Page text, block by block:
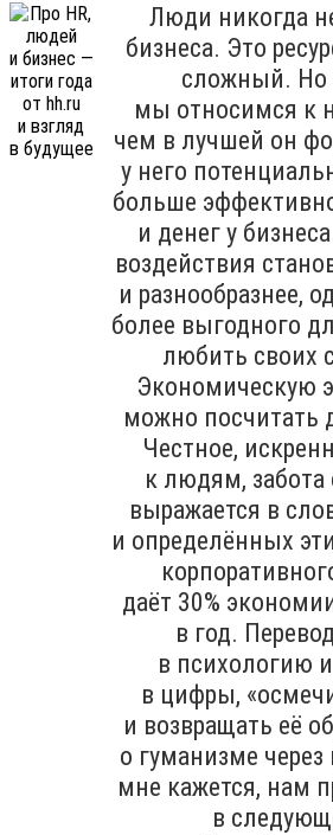
Люди никогда
бизнеса. Это
сложный. Но
мы относимся к
чем в лучшей он
у него
больше
и денег у
воздействия
и разнообразнее,
более выгодного
любить своих
Экономическую
можно посчитать
Честное,
к людям, забота
выражается в
и определённых
даёт 30%
в год.
в психологию
в цифры,
и возвращать её
о гуманизме
мне кажется, нам
в